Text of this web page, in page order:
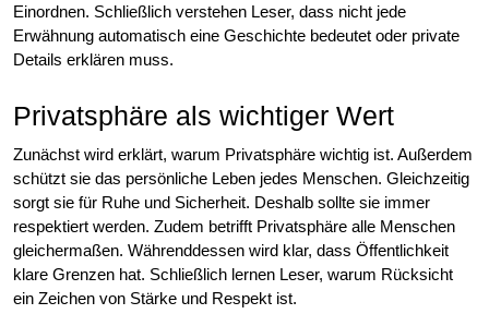
Einordnen. Schließlich verstehen Leser, dass nicht jede
Erwähnung automatisch eine Geschichte bedeutet oder private
Details erklären muss.
Privatsphäre als wichtiger Wert
Zunächst wird erklärt, warum Privatsphäre wichtig ist. Außerdem
schützt sie das persönliche Leben jedes Menschen. Gleichzeitig
sorgt sie für Ruhe und Sicherheit. Deshalb sollte sie immer
respektiert werden. Zudem betrifft Privatsphäre alle Menschen
gleichermaßen. Währenddessen wird klar, dass Öffentlichkeit
klare Grenzen hat. Schließlich lernen Leser, warum Rücksicht
ein Zeichen von Stärke und Respekt ist.